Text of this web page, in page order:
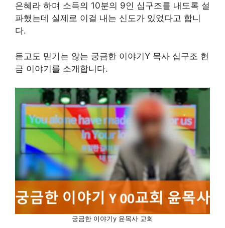
은혜라 하며 소득의 10분의 9인 십구조를 내도록 설
파했는데 실제로 이걸 내는 신도가 있었다고 합니
다.
듣고도 믿기는 않는 궁금한 이야기Y 목사 십구조 헌
금 이야기를 소개합니다.
궁금한 이야기y 윤목사 교회